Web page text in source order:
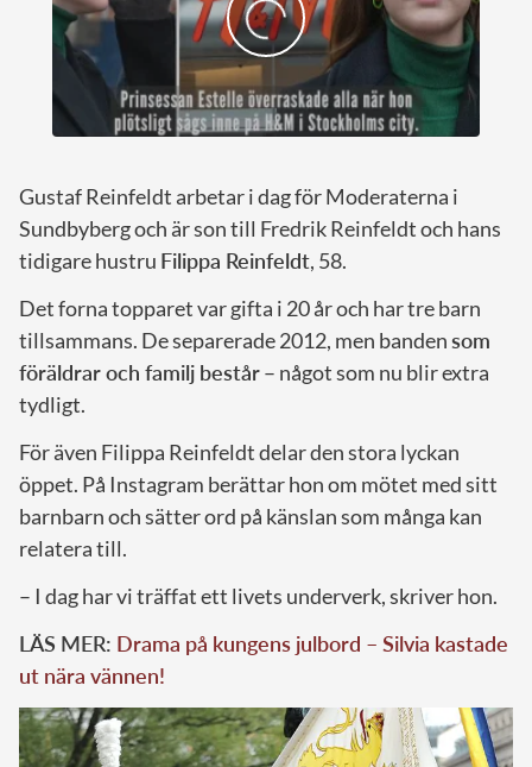
Gustaf Reinfeldt arbetar i dag för Moderaterna i
Sundbyberg och är son till Fredrik Reinfeldt och hans
tidigare hustru Filippa Reinfeldt, 58.
Det forna topparet var gifta i 20 år och har tre barn
tillsammans. De separerade 2012, men bandensom
föräldrar och familj består– något som nu blir extra
tydligt.
För även Filippa Reinfeldt delar den stora lyckan
öppet. På Instagram berättar hon om mötet med sitt
barnbarn och sätter ord på känslan som många kan
relatera till.
– I dag har vi träffat ett livets underverk, skriver hon.
LÄS MER: Drama på kungens julbord – Silvia kastade
ut nära vännen!